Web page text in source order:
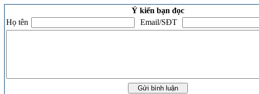
Ý kiến bạn đọc
Họ tên
Email/SĐT